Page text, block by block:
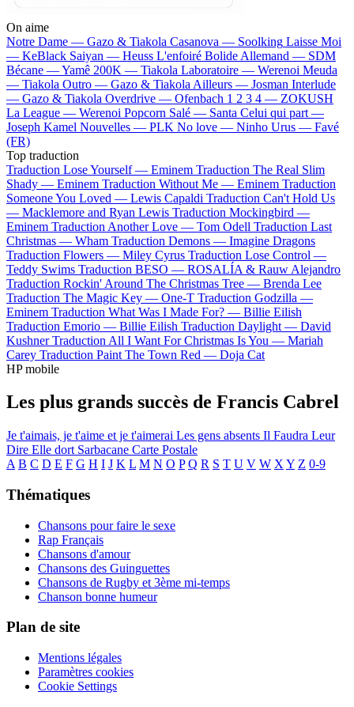
On aime
Notre Dame — Gazo & Tiakola Casanova — Soolking Laisse Moi
— KeBlack Saiyan — Heuss L'enfoiré Bolide Allemand — SDM
Bécane —Yamê 200K — Tiakola Laboratoire — Werenoi Meuda
— Tiakola Outro — Gazo & Tiakola Ailleurs — Josman Interlude
— Gazo & Tiakola Overdrive — Ofenbach 1 2 3 4 — ZOKUSH
La League — Werenoi Popcorn Salé — Santa Celui qui part —
Joseph Kamel Nouvelles — PLK No love — Ninho Urus — Favé
(FR)
Top traduction
Traduction Lose Yourself — Eminem Traduction The Real Slim
Shady — Eminem Traduction Without Me — Eminem Traduction
Someone You Loved — Lewis Capaldi Traduction Can't Hold Us
— Macklemore and Ryan Lewis Traduction Mockingbird —
Eminem Traduction Another Love — Tom Odell Traduction Last
Christmas — Wham Traduction Demons — Imagine Dragons
Traduction Flowers — Miley Cyrus Traduction Lose Control —
Teddy Swims Traduction BESO — ROSALÍA & Rauw Alejandro
Traduction Rockin' Around The Christmas Tree — Brenda Lee
Traduction The Magic Key — One-T Traduction Godzilla —
Eminem Traduction What Was I Made For? — Billie Eilish
Traduction Emorio — Billie Eilish Traduction Daylight — David
Kushner Traduction All I Want For Christmas Is You — Mariah
Carey Traduction Paint The Town Red — Doja Cat
HP mobile
Les plus grands succès de Francis Cabrel
Je t'aimais, je t'aime et je t'aimerai Les gens absents Il Faudra Leur
Dire Elle dort Sarbacane Carte Postale
A B C D E F G H I J K L M N O P Q R S T U V W X Y Z 0-9
Thématiques
Chansons pour faire le sexe
Rap Français
Chansons d'amour
Chansons des Guinguettes
Chansons de Rugby et 3ème mi-temps
Chanson bonne humeur
Plan de site
Mentions légales
Paramètres cookies
Cookie Settings